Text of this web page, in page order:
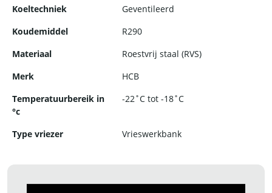
Koeltechniek
Geventileerd
Koudemiddel
R290
Materiaal
Roestvrij staal (RVS)
Merk
HCB
Temperatuurbereik in
°c
-22˚C tot -18˚C
Type vriezer Vrieswerkbank